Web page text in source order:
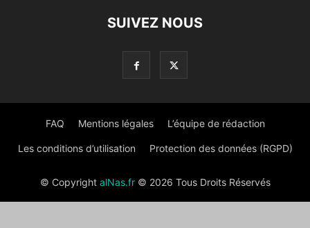
SUIVEZ NOUS
FAQ Mentions légales L’équipe de rédaction
Les conditions d’utilisation Protection des données (RGPD)
© Copyright alNas.fr© 2026 Tous Droits Réservés